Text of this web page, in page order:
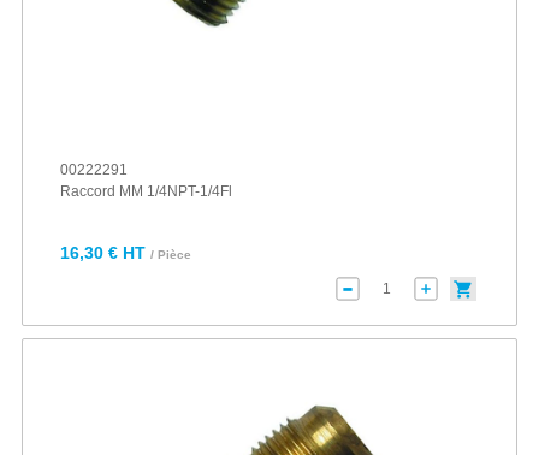
00222291
Raccord MM 1/4NPT-1/4Fl
16,30 € HT / Pièce